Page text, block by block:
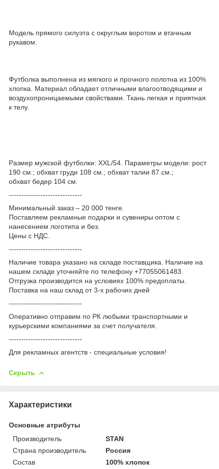
Модель прямого силуэта с округлым воротом и втачным
рукавом.
Футболка выполнена из мягкого и прочного полотна из 100%
хлопка. Материал обладает отличными влагоотводящими и
воздухопроницаемыми свойствами. Ткань легкая и приятная
к телу.
Размер мужской футболки: XXL/54. Параметры модели: рост
190 см.; обхват груди 108 см.; обхват талии 87 см.;
обхват бедер 104 см.
------------------------------
Минимальный заказ – 20 000 тенге.
Поставляем рекламные подарки и сувениры оптом с
нанесением логотипа и без.
Цены с НДС.
------------------------------
Наличие товара указано на складе поставщика. Наличие на
нашем складе уточняйте по телефону +77055061483.
Отгрузка производится на условиях 100% предоплаты.
Поставка на наш склад от 3-x рабочих дней
------------------------------
Оперативно отправим по РК любыми транспортными и
курьерскими компаниями за счет получателя.
------------------------------
Для рекламных агентств - специальные условия!
Скрыть
Характеристики
Основные атрибуты
Производитель
STAN
Страна производитель
Россия
Состав
100% хлопок